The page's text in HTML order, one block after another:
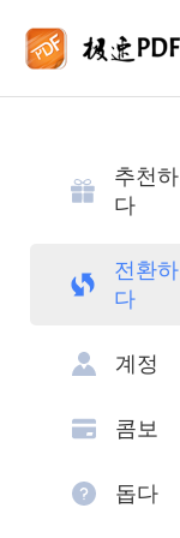
추천하
다
전환하
다
계정
콤보
돕다